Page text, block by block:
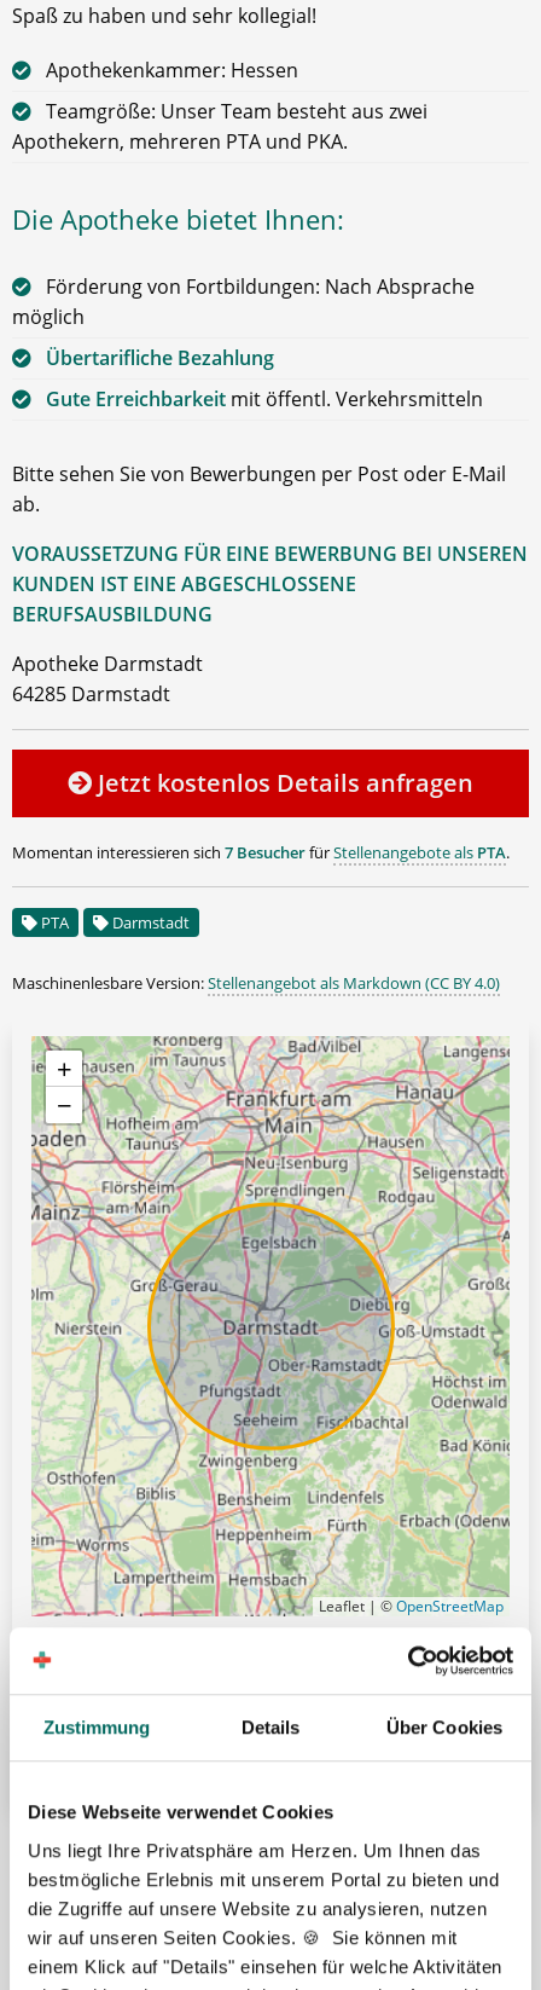
Zustimmung Details Über Cookies
Diese Webseite verwendet Cookies
Uns liegt Ihre Privatsphäre am Herzen. Um Ihnen das
bestmögliche Erlebnis mit unserem Portal zu bieten und
die Zugriffe auf unsere Website zu analysieren, nutzen
wir auf unseren Seiten Cookies. 🍪 Sie können mit
einem Klick auf "Details" einsehen für welche Aktivitäten
Spaß zu haben und sehr kollegial!
Apothekenkammer: Hessen
Teamgröße: Unser Team besteht aus zwei
Apothekern, mehreren PTA und PKA.
Die Apotheke bietet Ihnen:
Förderung von Fortbildungen: Nach Absprache
möglich
Übertarifliche Bezahlung
Gute Erreichbarkeit mit öffentl. Verkehrsmitteln
Bitte sehen Sie von Bewerbungen per Post oder E-Mail
ab.
VORAUSSETZUNG FÜR EINE BEWERBUNG BEI UNSEREN
KUNDEN IST EINE ABGESCHLOSSENE
BERUFSAUSBILDUNG
Apotheke Darmstadt
64285 Darmstadt
Jetzt kostenlos Details anfragen
Momentan interessieren sich 7 BesucherfürStellenangebote als PTA.
PTA Darmstadt
Maschinenlesbare Version:Stellenangebot als Markdown (CC BY 4.0)
+
−
Leaflet | ©OpenStreetMap
Gute Erreichbarkeit mit öffentlichen Verkehrsmitteln
Übertarifliche Bezahlung
Weitere attraktive Merkmale
Hier finden Sie aktuelle Stellenangebote in Ihrer
Wunschregion:
Aachen|Augsburg|Bautzen|Berlin| Bielefeld|Düsseldorf|
Freiburg|Hamburg|Heidelberg|Ingolstadt|Karlsruhe|Kassel|